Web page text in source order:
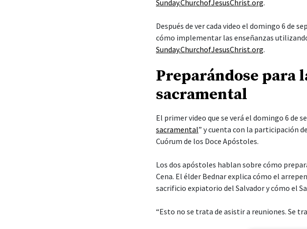
Sunday.ChurchofJesusChrist.org.
Después de ver cada video el domingo 6 de
cómo implementar las enseñanzas
Sunday.ChurchofJesusChrist.org.
Preparándose para
sacramental
El primer video que se verá el domingo 6 de
sacramental” y cuenta con la participación
Cuórum de los Doce Apóstoles.
Los dos apóstoles hablan sobre cómo
Cena. El élder Bednar explica cómo el
sacrificio expiatorio del Salvador y cómo el
“Esto no se trata de asistir a reuniones. Se